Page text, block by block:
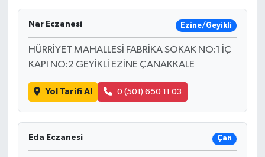
Nar Eczanesi Ezine/Geyikli
HÜRRİYET MAHALLESİ FABRİKA SOKAK NO:1 İÇ
KAPI NO:2 GEYİKLİ EZİNE ÇANAKKALE
Yol Tarifi Al 0 (501) 650 11 03
Eda Eczanesi Çan